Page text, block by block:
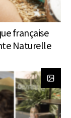
française
Naturelle